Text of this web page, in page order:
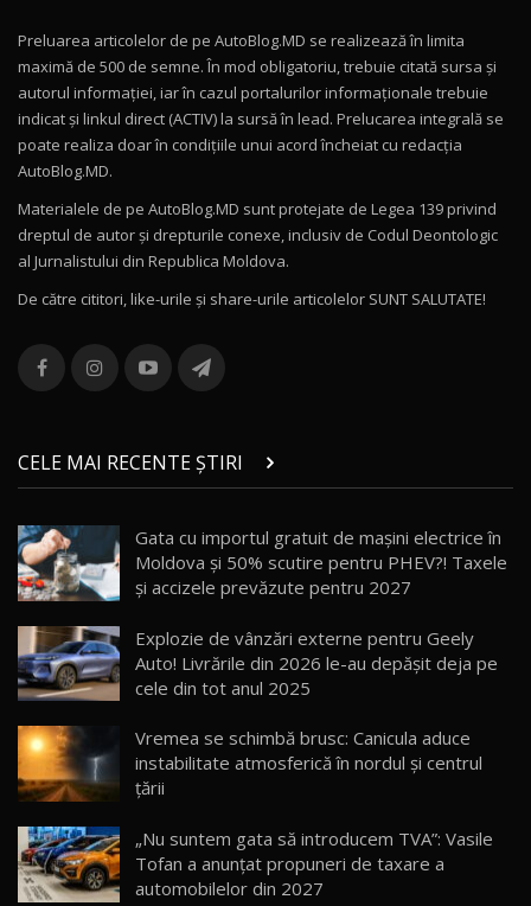
Mercedes-AMG E 53 HYBRID 4MATIC+ / Test
Drive AutoBlog.MD
16:27
11
Noul Volvo ES90 / Test Drive AutoBlog.MD
12
Noul MG HS / Test Drive AutoBlog.MD
16:48
13
combină aventura cu luxul / AutoBlog.MD
36:08
chinez care face lumea să se întoarcă după el
/ AutoBlog.MD
17:27
15 14:37
16
AutoBlogMD
13:10
17
30:08
Noul Geely EX5 EM-i care a cucerit Moldova
Preluarea articolelor de pe AutoBlog.MD se realizează în limita
maximă de 500 de semne. În mod obligatoriu, trebuie citată sursa și
autorul informației, iar în cazul portalurilor informaționale trebuie
indicat și linkul direct (ACTIV) la sursă în lead. Prelucarea integrală se
poate realiza doar în condițiile unui acord încheiat cu redacţia
AutoBlog.MD.
Materialele de pe AutoBlog.MD sunt protejate de Legea 139 privind
dreptul de autor și drepturile conexe, inclusiv de Codul Deontologic
al Jurnalistului din Republica Moldova.
De către cititori, like-urile şi share-urile articolelor SUNT SALUTATE!
CELE MAI RECENTE ȘTIRI
Gata cu importul gratuit de mașini electrice în
Moldova și 50% scutire pentru PHEV?! Taxele
și accizele prevăzute pentru 2027
Explozie de vânzări externe pentru Geely
Auto! Livrările din 2026 le-au depășit deja pe
cele din tot anul 2025
Vremea se schimbă brusc: Canicula aduce
instabilitate atmosferică în nordul și centrul
țării
„Nu suntem gata să introducem TVA”: Vasile
Tofan a anunțat propuneri de taxare a
automobilelor din 2027